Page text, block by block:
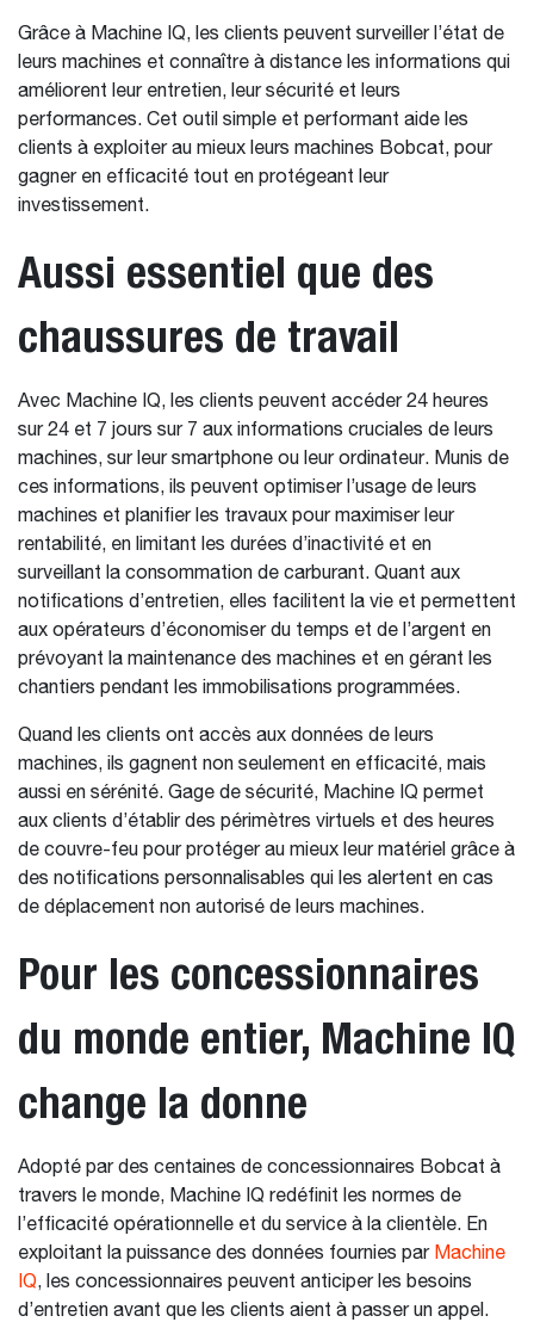
Grâce à Machine IQ, les clients peuvent surveiller l’état de
leurs machines et connaître à distance les informations qui
améliorent leur entretien, leur sécurité et leurs
performances. Cet outil simple et performant aide les
clients à exploiter au mieux leurs machines Bobcat, pour
gagner en efficacité tout en protégeant leur
investissement.
Aussi essentiel que des
chaussures de travail
Avec Machine IQ, les clients peuvent accéder 24 heures
sur 24 et 7 jours sur 7 aux informations cruciales de leurs
machines, sur leur smartphone ou leur ordinateur. Munis de
ces informations, ils peuvent optimiser l’usage de leurs
machines et planifier les travaux pour maximiser leur
rentabilité, en limitant les durées d’inactivité et en
surveillant la consommation de carburant. Quant aux
notifications d’entretien, elles facilitent la vie et permettent
aux opérateurs d’économiser du temps et de l’argent en
prévoyant la maintenance des machines et en gérant les
chantiers pendant les immobilisations programmées.
Quand les clients ont accès aux données de leurs
machines, ils gagnent non seulement en efficacité, mais
aussi en sérénité. Gage de sécurité, Machine IQ permet
aux clients d’établir des périmètres virtuels et des heures
de couvre-feu pour protéger au mieux leur matériel grâce à
des notifications personnalisables qui les alertent en cas
de déplacement non autorisé de leurs machines.
Pour les concessionnaires
du monde entier, Machine IQ
change la donne
Adopté par des centaines de concessionnaires Bobcat à
travers le monde, Machine IQ redéfinit les normes de
l’efficacité opérationnelle et du service à la clientèle. En
exploitant la puissance des données fournies par Machine
IQ​​​​​​​, les concessionnaires peuvent anticiper les besoins
d’entretien avant que les clients aient à passer un appel.